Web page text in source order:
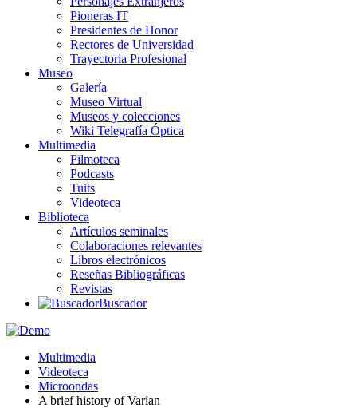
Pioneras IT
Presidentes de Honor
Rectores de Universidad
Trayectoria Profesional
Museo
Galería
Museo Virtual
Museos y colecciones
Wiki Telegrafía Óptica
Multimedia
Filmoteca
Podcasts
Tuits
Videoteca
Biblioteca
Artículos seminales
Colaboraciones relevantes
Libros electrónicos
Reseñas Bibliográficas
Revistas
Buscador
Multimedia
Videoteca
Microondas
A brief history of Varian